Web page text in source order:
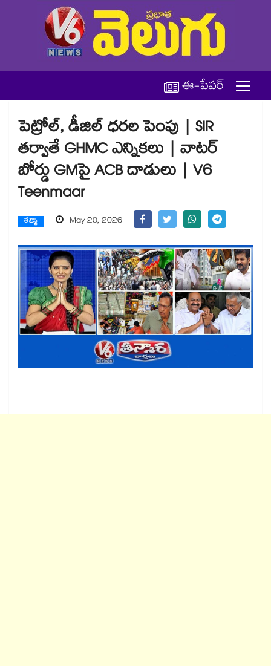
ఈ-పేపర్
పెట్రోల్, డీజిల్ ధరల పెంపు | SIR
తర్వాతే GHMC ఎన్నికలు | వాటర్
బోర్డు GMపై ACB దాడులు | V6
Teenmaar
లేటెస్ట్ May 20, 2026